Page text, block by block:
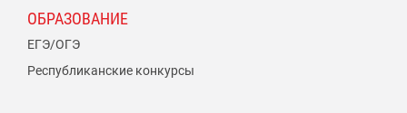
ОБРАЗОВАНИЕ
ЕГЭ/ОГЭ
Республиканские конкурсы